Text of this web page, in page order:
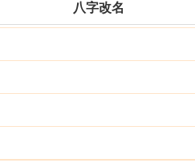
八字改名